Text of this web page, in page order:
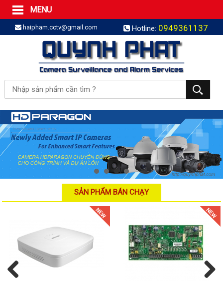
MENU
Trang Chủ
Sản phẩm
SẢN PHẨM TRỌN GÓI
LẮP BÁO TRỘM TRỌN GÓI
LẮP CAMERA TRỌN GÓI
Camera IP
Camera IP KBVISION
Camera IP HIKVISION
Camera IP Dahua
Camera IP Visionhitech
Đầu ghi IP KBVISION
Đầu ghi IP HDParagon
Đầu ghi IP Dahua
haipham.cctv@gmail.com Hotline: 0949361137
SẢN PHẨM BÁN CHẠY